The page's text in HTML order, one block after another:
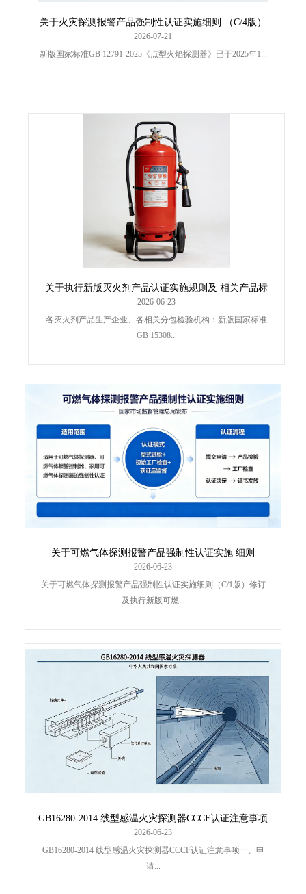
关于火灾探测报警产品强制性认证实施细则 （C/4版）
修订及执行点型火焰探测器产品新版 国家标准有关要
求的通知
2026-07-21
新版国家标准GB 12791-2025《点型火焰探测器》已于2025年1...
关于执行新版灭火剂产品认证实施规则及 相关产品标
准有关要求的通知
2026-06-23
各灭火剂产品生产企业、各相关分包检验机构：新版国家标准
GB 15308...
关于可燃气体探测报警产品强制性认证实施 细则
2026-06-23
关于可燃气体探测报警产品强制性认证实施细则（C/1版）修订
及执行新版可燃...
GB16280-2014 线型感温火灾探测器CCCF认证注意事项
2026-06-23
GB16280-2014 线型感温火灾探测器CCCF认证注意事项一、申
请...